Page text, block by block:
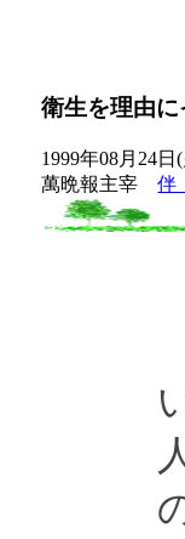
衛生を理由
1999年08月24日
萬晩報主宰伴